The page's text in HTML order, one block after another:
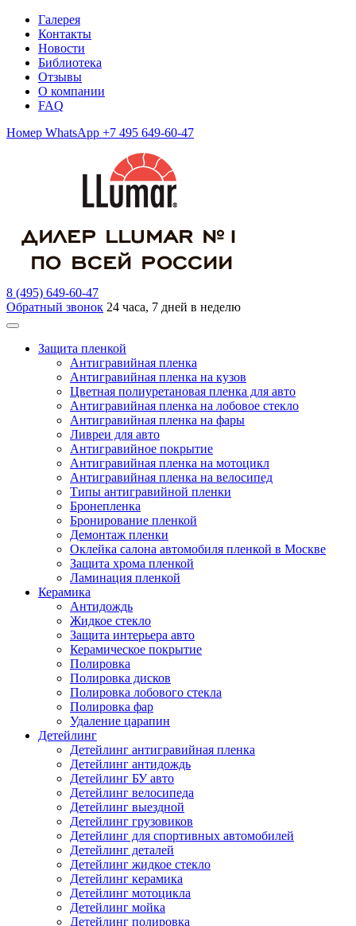
Галерея
Контакты
Новости
Библиотека
Отзывы
О компании
FAQ
Номер WhatsApp +7 495 649-60-47
8 (495) 649-60-47
Обратный звонок 24 часа, 7 дней в неделю
Защита пленкой
Антигравийная пленка
Антигравийная пленка на кузов
Цветная полиуретановая пленка для авто
Антигравийная пленка на лобовое стекло
Антигравийная пленка на фары
Ливреи для авто
Антигравийное покрытие
Антигравийная пленка на мотоцикл
Антигравийная пленка на велосипед
Типы антигравийной пленки
Бронепленка
Бронирование пленкой
Демонтаж пленки
Оклейка салона автомобиля пленкой в Москве
Защита хрома пленкой
Ламинация пленкой
Керамика
Антидождь
Жидкое стекло
Защита интерьера авто
Керамическое покрытие
Полировка
Полировка дисков
Полировка лобового стекла
Полировка фар
Удаление царапин
Детейлинг
Детейлинг антигравийная пленка
Детейлинг антидождь
Детейлинг БУ авто
Детейлинг велосипеда
Детейлинг выездной
Детейлинг грузовиков
Детейлинг для спортивных автомобилей
Детейлинг деталей
Детейлинг жидкое стекло
Детейлинг керамика
Детейлинг мотоцикла
Детейлинг мойка
Детейлинг полировка